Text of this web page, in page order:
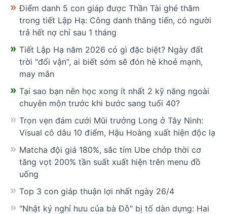
Điểm danh 5 con giáp được Thần Tài ghé thăm
trong tiết Lập Hạ: Công danh thăng tiến, có người
trả hết nợ chỉ sau 1 tháng
Tiết Lập Hạ năm 2026 có gì đặc biệt? Ngày đất
trời "đổi vận", ai biết sớm sẽ đón hè khoẻ mạnh,
may mắn
Tại sao bạn nên học xong ít nhất 2 kỹ năng ngoài
chuyên môn trước khi bước sang tuổi 40?
Trọn vẹn đám cưới Mũi trưởng Long ở Tây Ninh:
Visual cô dâu 10 điểm, Hậu Hoàng xuất hiện độc lạ
Matcha đội giá 180%, sắc tím Ube chớp thời cơ
tăng vọt 200% tần suất xuất hiện trên menu đồ
uống
Top 3 con giáp thuận lợi nhất ngày 26/4
"Nhật ký nghỉ hưu của bà Đỗ" bị tố dàn dựng: Hai